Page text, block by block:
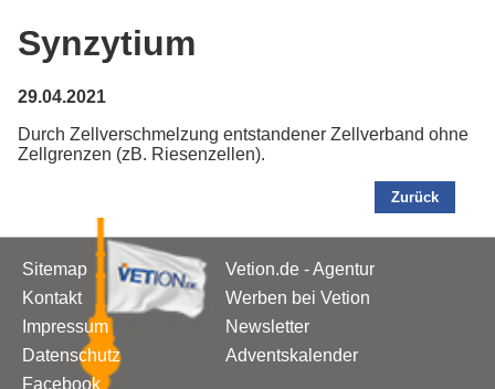
Synzytium
29.04.2021
Durch Zellverschmelzung entstandener Zellverband ohne
Zellgrenzen (zB. Riesenzellen).
Zurück
Sitemap
Kontakt
Impressum
Datenschutz
Facebook
Vetion.de - Agentur
Werben bei Vetion
Newsletter
Adventskalender